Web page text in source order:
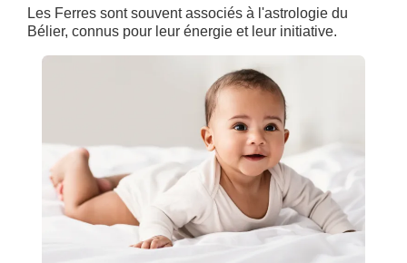
Les Ferres sont souvent associés à l'astrologie du
Bélier, connus pour leur énergie et leur initiative.